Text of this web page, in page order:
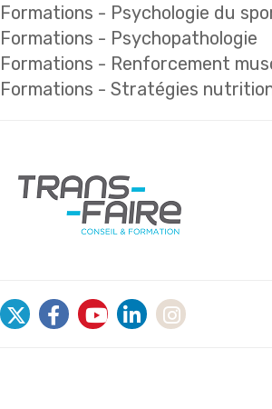
Formations - Psychologie du
Formations - Psychopathologie
Formations - Renforcement
Formations - Stratégies